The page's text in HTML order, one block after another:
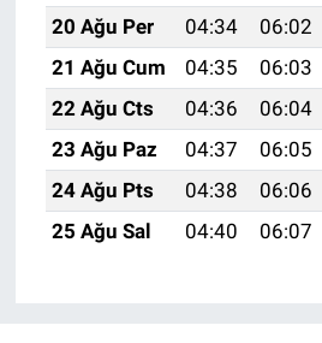
20 Ağu Per
04:34 06:02
21 Ağu Cum
04:35 06:03
22 Ağu Cts
04:36 06:04
23 Ağu Paz
04:37 06:05
24 Ağu Pts
04:38 06:06
25 Ağu Sal
04:40 06:07